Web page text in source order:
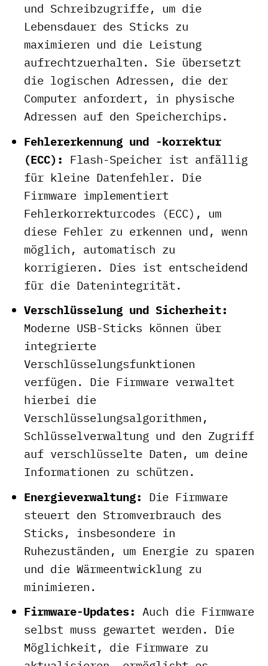
und Schreibzugriffe, um die
Lebensdauer des Sticks zu
maximieren und die Leistung
aufrechtzuerhalten. Sie übersetzt
die logischen Adressen, die der
Computer anfordert, in physische
Adressen auf den Speicherchips.
Fehlererkennung und -korrektur
(ECC): Flash-Speicher ist anfällig
für kleine Datenfehler. Die
Firmware implementiert
Fehlerkorrekturcodes (ECC), um
diese Fehler zu erkennen und, wenn
möglich, automatisch zu
korrigieren. Dies ist entscheidend
für die Datenintegrität.
Verschlüsselung und Sicherheit:
Moderne USB-Sticks können über
integrierte
Verschlüsselungsfunktionen
verfügen. Die Firmware verwaltet
hierbei die
Verschlüsselungsalgorithmen,
Schlüsselverwaltung und den Zugriff
auf verschlüsselte Daten, um deine
Informationen zu schützen.
Energieverwaltung: Die Firmware
steuert den Stromverbrauch des
Sticks, insbesondere in
Ruhezuständen, um Energie zu sparen
und die Wärmeentwicklung zu
minimieren.
Firmware-Updates: Auch die Firmware
selbst muss gewartet werden. Die
Möglichkeit, die Firmware zu